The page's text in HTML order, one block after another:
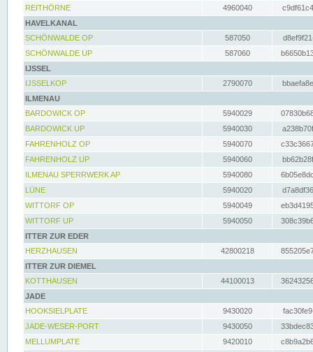
REITHÖRNE
4960040
HAVELKANAL
SCHÖNWALDE OP
587050
SCHÖNWALDE UP
587060
IJSSEL
IJSSELKOP
2790070
ILMENAU
BARDOWICK OP
5940029
BARDOWICK UP
5940030
FAHRENHOLZ OP
5940070
FAHRENHOLZ UP
5940060
ILMENAU SPERRWERK AP
5940080
LÜNE
5940020
WITTORF OP
5940049
WITTORF UP
5940050
ITTER ZUR EDER
HERZHAUSEN
42800218
ITTER ZUR DIEMEL
KOTTHAUSEN
44100013
JADE
HOOKSIELPLATE
9430020
JADE-WESER-PORT
9430050
MELLUMPLATE
9420010